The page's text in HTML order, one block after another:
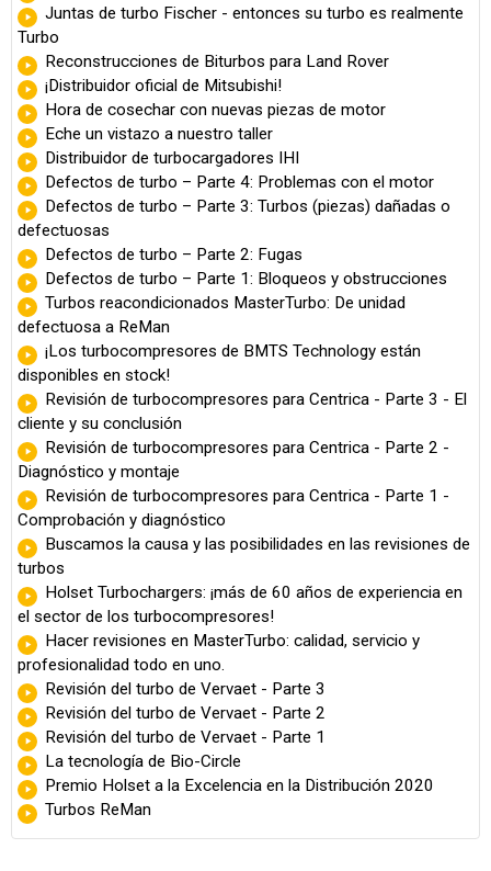
Juntas de turbo Fischer - entonces su turbo es realmente
Turbo
Reconstrucciones de Biturbos para Land Rover
¡Distribuidor oficial de Mitsubishi!
Hora de cosechar con nuevas piezas de motor
Eche un vistazo a nuestro taller
Distribuidor de turbocargadores IHI
Defectos de turbo – Parte 4: Problemas con el motor
Defectos de turbo – Parte 3: Turbos (piezas) dañadas o
defectuosas
Defectos de turbo – Parte 2: Fugas
Defectos de turbo – Parte 1: Bloqueos y obstrucciones
Turbos reacondicionados MasterTurbo: De unidad
defectuosa a ReMan
¡Los turbocompresores de BMTS Technology están
disponibles en stock!
Revisión de turbocompresores para Centrica - Parte 3 - El
cliente y su conclusión
Revisión de turbocompresores para Centrica - Parte 2 -
Diagnóstico y montaje
Revisión de turbocompresores para Centrica - Parte 1 -
Comprobación y diagnóstico
Buscamos la causa y las posibilidades en las revisiones de
turbos
Holset Turbochargers: ¡más de 60 años de experiencia en
el sector de los turbocompresores!
Hacer revisiones en MasterTurbo: calidad, servicio y
profesionalidad todo en uno.
Revisión del turbo de Vervaet - Parte 3
Revisión del turbo de Vervaet - Parte 2
Revisión del turbo de Vervaet - Parte 1
La tecnología de Bio-Circle
Premio Holset a la Excelencia en la Distribución 2020
Turbos ReMan